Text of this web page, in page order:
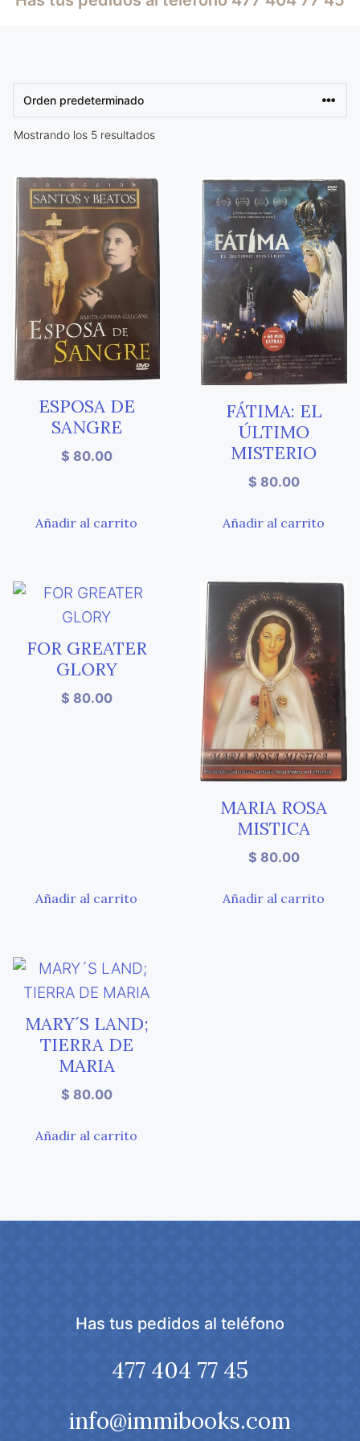
Mostrando los 5 resultados
ESPOSA DE
SANGRE
$ 80.00
Añadir al carrito
FÁTIMA: EL
ÚLTIMO
MISTERIO
$ 80.00
Añadir al carrito
FOR GREATER
GLORY
$ 80.00
Añadir al carrito
MARIA ROSA
MISTICA
$ 80.00
Añadir al carrito
MARY´S LAND;
TIERRA DE
MARIA
$ 80.00
Añadir al carrito
Has tus pedidos al teléfono
477 404 77 45
info@immibooks.com